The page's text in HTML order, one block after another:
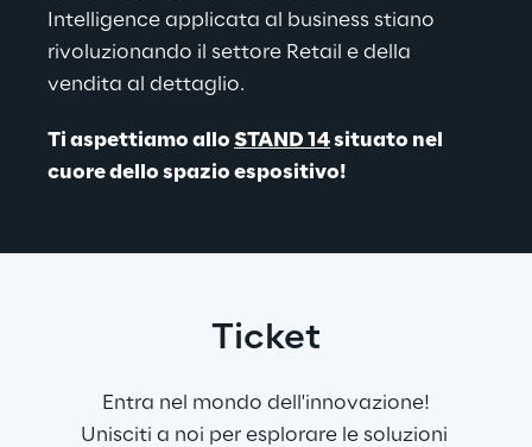
Intelligence applicata al business stiano
rivoluzionando il settore Retail e della
vendita al dettaglio.
Ti aspettiamo allo STAND 14 situato nel
cuore dello spazio espositivo!
Ticket
Entra nel mondo dell'innovazione!
Unisciti a noi per esplorare le soluzioni